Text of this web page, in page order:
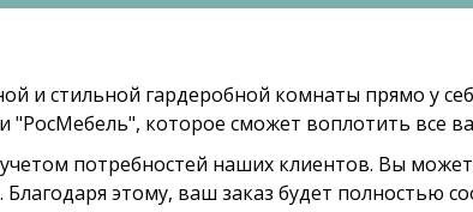
и стильной гардеробной комнаты прямо у
которое сможет воплотить все
потребностей наших клиентов. Вы
этому, ваш заказ будет полностью